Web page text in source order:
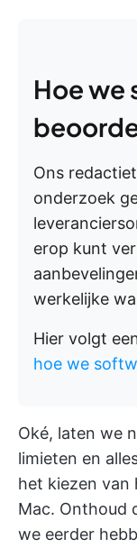
Hoe we
Ons
onderzoek
erop kunt
werkelijke
Hier volgt
hoe we
Oké, laten we
limieten en
het kiezen van
Mac. Onthoud
we eerder